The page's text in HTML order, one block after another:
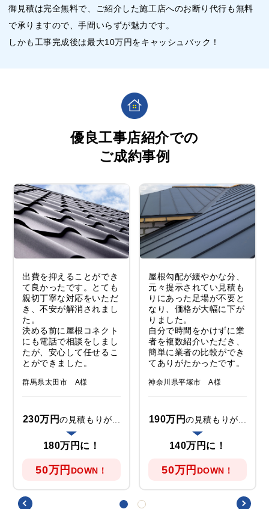
御見積は完全無料で、ご紹介した施工店へのお断り代行も無料
で承りますので、手間いらずが魅力です。
しかも工事完成後は最大10万円をキャッシュバック！
優良工事店紹介での
ご成約事例
出費を抑えることができ
て良かったです。とても
親切丁寧な対応をいただ
き、不安が解消されまし
た。
決める前に屋根コネクト
にも電話で相談をしまし
たが、安心して任せるこ
とができました。
群馬県太田市 A様
230万円の見積もりが...
180万円に！
50万円 DOWN！
屋根勾配が緩やかな分、
元々提示されてい見積も
りにあった足場が不要と
なり、価格が大幅に下が
りました。
自分で時間をかけずに業
者を複数紹介いただき、
簡単に業者の比較ができ
てありがたかったです。
神奈川県平塚市 A様
190万円の見積もりが...
140万円に！
50万円 DOWN！